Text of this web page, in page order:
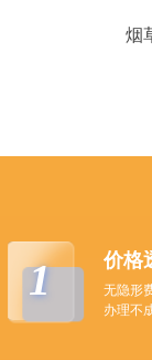
烟
1 价格
无隐形
办理不